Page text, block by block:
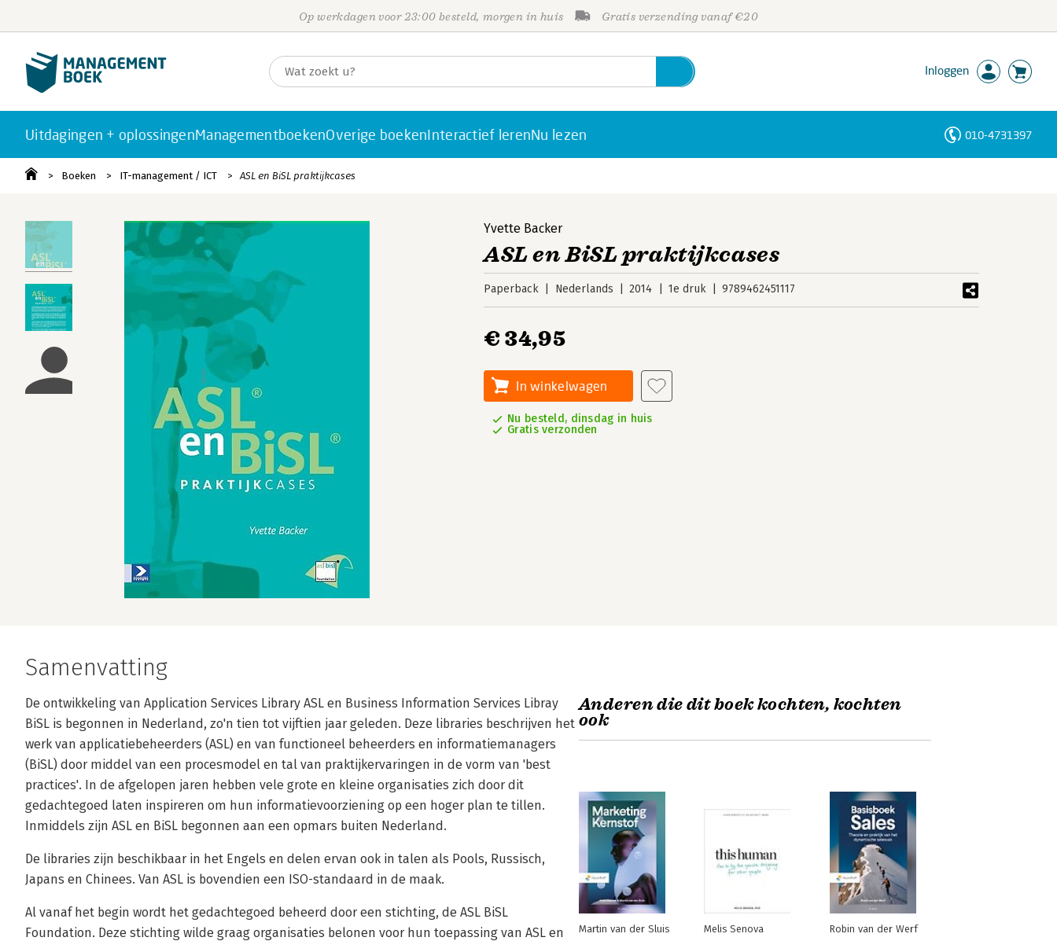
Op werkdagen voor 23:00 besteld, morgen in huis Gratis verzending vanaf €20
Inloggen
Uitdagingen + oplossingenManagementboekenOverige boekenInteractief lerenNu lezen 010-4731397
Boeken IT-management / ICT ASL en BiSL praktijkcases
Yvette Backer
ASL en BiSL praktijkcases
Paperback Nederlands 2014 1e druk 9789462451117
€ 34,95
In winkelwagen
Nu besteld, dinsdag in huis
Gratis verzonden
Samenvatting
De ontwikkeling van Application Services Library ASL en Business Information Services Libray
BiSL is begonnen in Nederland, zo'n tien tot vijftien jaar geleden. Deze libraries beschrijven het
werk van applicatiebeheerders (ASL) en van functioneel beheerders en informatiemanagers
(BiSL) door middel van een procesmodel en tal van praktijkervaringen in de vorm van 'best
practices'. In de afgelopen jaren hebben vele grote en kleine organisaties zich door dit
gedachtegoed laten inspireren om hun informatievoorziening op een hoger plan te tillen.
Inmiddels zijn ASL en BiSL begonnen aan een opmars buiten Nederland.
De libraries zijn beschikbaar in het Engels en delen ervan ook in talen als Pools, Russisch,
Japans en Chinees. Van ASL is bovendien een ISO-standaard in de maak.
Al vanaf het begin wordt het gedachtegoed beheerd door een stichting, de ASL BiSL
Foundation. Deze stichting wilde graag organisaties belonen voor hun toepassing van ASL en
Anderen die dit boek kochten, kochten
ook
Martin van der Sluis Melis Senova Robin van der Werf
Personen